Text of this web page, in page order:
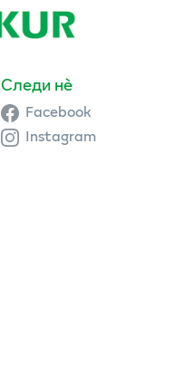
Следи нè
Facebook
Instagram